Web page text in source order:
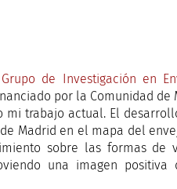
Grupo de Investigación en
por la Comunidad de
mi trabajo actual. El
Madrid en el mapa del
sobre las formas de
una imagen